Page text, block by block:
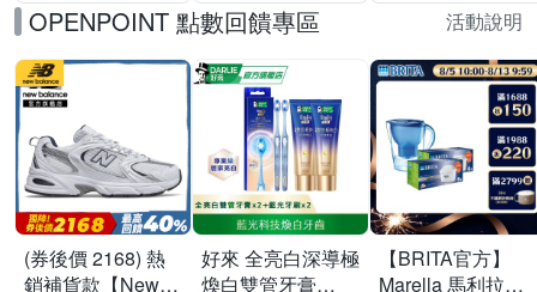
OPENPOINT 點數回饋專區 活動說明
(券後價 2168) 熱
銷補貨款【New
好來 全亮白深導極
煥白雙管牙膏
【BRITA官方】
Marella 馬利拉濾